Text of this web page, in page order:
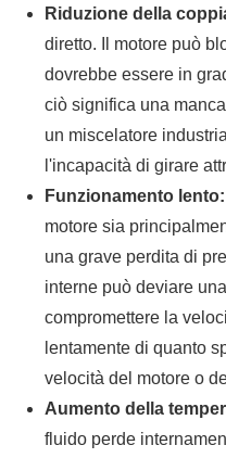
Riduzione della
diretto. Il motore può
dovrebbe essere in
ciò significa una
un miscelatore
l'incapacità di girare
Funzionamento lento:
motore sia
una grave perdita di
interne può deviare
compromettere la
lentamente di quanto
velocità del motore o
Aumento della
fluido perde